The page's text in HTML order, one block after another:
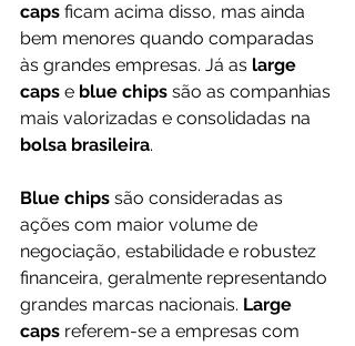
caps ficam acima disso, mas ainda
bem menores quando comparadas
às grandes empresas. Já as large
caps e blue chips são as companhias
mais valorizadas e consolidadas na
bolsa brasileira.
Blue chips são consideradas as
ações com maior volume de
negociação, estabilidade e robustez
financeira, geralmente representando
grandes marcas nacionais. Large
caps referem-se a empresas com